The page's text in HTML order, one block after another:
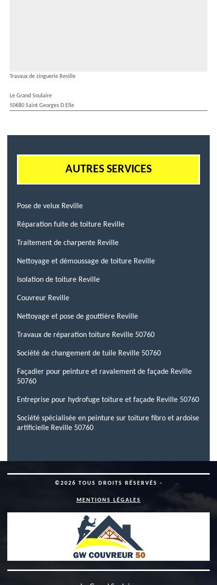
Travaux de zinguerie Reville
Le Grand Soulaire
50680 Saint Georges D Elle
AUTRES SERVICES
Pose de velux Reville
Réparation fuite de toiture Reville
Traitement de charpente Reville
Nettoyage et démoussage de toiture Reville
Isolation de toiture Reville
Couvreur Reville
Nettoyage et pose de gouttière Reville
Travaux de réparation toiture Reville 50760
Société de changement de tuile Reville 50760
Façadier pour peinture et ravalement de façade Reville
50760
Entreprise pour hydrofuge toiture et façade Reville 50760
Société spécialisée en peinture sur toiture fibro et ardoise
artificielle Reville 50760
©2026 TOUS DROITS RÉSERVÉS -
MENTIONS LÉGALES